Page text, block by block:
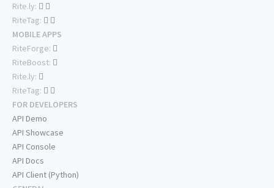
Rite.ly:
RiteTag:
MOBILE APPS
RiteForge:
RiteBoost:
Rite.ly:
RiteTag:
FOR DEVELOPERS
API Demo
API Showcase
API Console
API Docs
API Client (Python)